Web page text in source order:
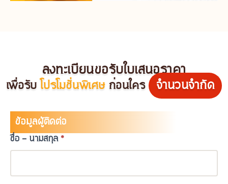
ลงทะเบียนขอรับใบเสนอราคา
เพื่อรับโปรโมชั่นพิเศษก่อนใคร จำนวนจำกัด
Landing
Form
ข้อมูลผู้ติดต่อ
ชื่อ - นามสกุล*